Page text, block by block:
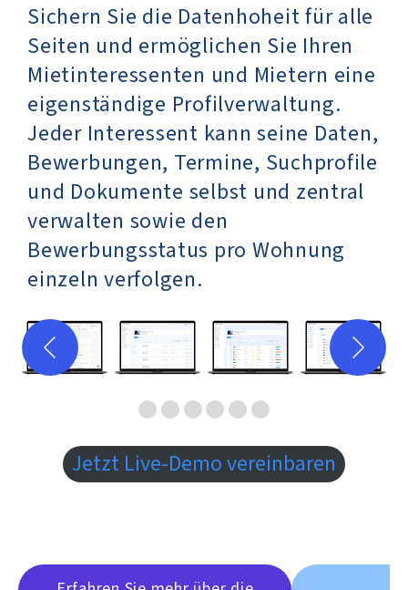
Sichern Sie die Datenhoheit für alle
Seiten und ermöglichen Sie Ihren
Mietinteressenten und Mietern eine
eigenständige Profilverwaltung.
Jeder Interessent kann seine Daten,
Bewerbungen, Termine, Suchprofile
und Dokumente selbst und zentral
verwalten sowie den
Bewerbungsstatus pro Wohnung
einzeln verfolgen.
Jetzt Live-Demo vereinbaren